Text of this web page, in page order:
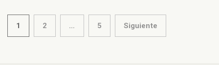
Paginación
1 2 … 5 Siguiente